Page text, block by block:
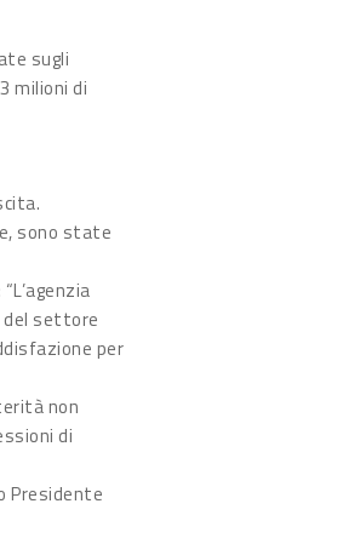
sugli
milioni di
sono state
del settore
per
non
di
Presidente